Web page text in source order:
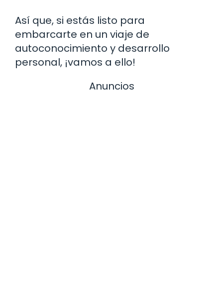
Así que, si estás listo para
embarcarte en un viaje de
autoconocimiento y desarrollo
personal, ¡vamos a ello!
Anuncios